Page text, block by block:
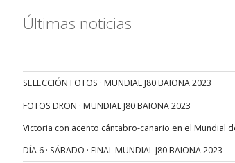
Últimas noticias
SELECCIÓN FOTOS · MUNDIAL J80 BAIONA 2023
FOTOS DRON · MUNDIAL J80 BAIONA 2023
Victoria con acento cántabro-canario en el Mundial
DÍA 6 · SÁBADO · FINAL MUNDIAL J80 BAIONA 2023